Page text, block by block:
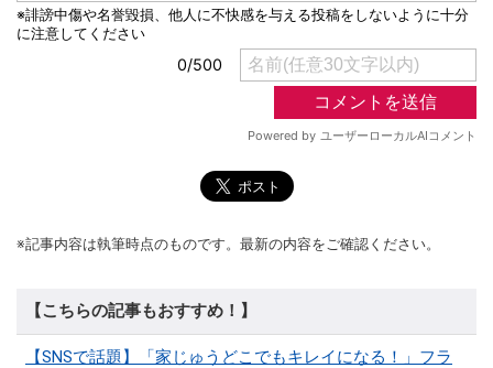
※記事内容は執筆時点のものです。最新の内容をご確認ください。
【こちらの記事もおすすめ！】
【SNSで話題】「家じゅうどこでもキレイになる！」フラ